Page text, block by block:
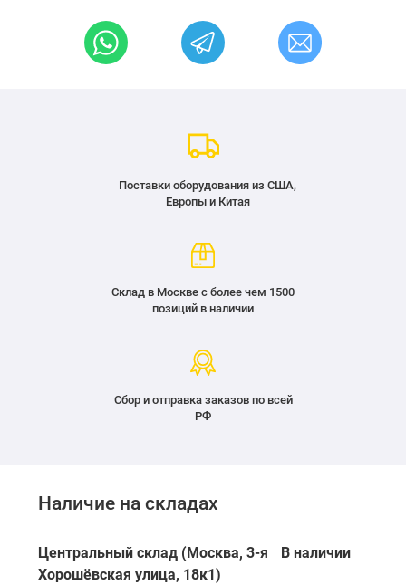
Поставки оборудования из США,
Европы и Китая
Склад в Москве с более чем 1500
позиций в наличии
Сбор и отправка заказов по всей
РФ
Наличие на складах
Центральный склад (Москва, 3-я
Хорошёвская улица, 18к1)
В наличии